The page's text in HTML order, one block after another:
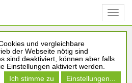
und vergleichbare
der Webseite nötig sind
sind deaktiviert, können aber falls
Einstellungen aktiviert werden.
Ich stimme zu
Einstellungen...